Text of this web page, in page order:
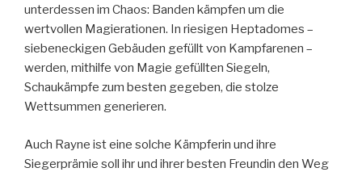
unterdessen im Chaos: Banden kämpfen um die
wertvollen Magierationen. In riesigen Heptadomes –
siebeneckigen Gebäuden gefüllt von Kampfarenen –
werden, mithilfe von Magie gefüllten Siegeln,
Schaukämpfe zum besten gegeben, die stolze
Wettsummen generieren.
Auch Rayne ist eine solche Kämpferin und ihre
Siegerprämie soll ihr und ihrer besten Freundin den Weg